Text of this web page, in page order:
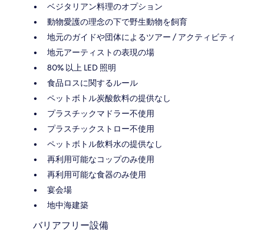
ベジタリアン料理のオプション
動物愛護の理念の下で野生動物を飼育
地元のガイドや団体によるツアー / アクティビティ
地元アーティストの表現の場
80% 以上 LED 照明
食品ロスに関するルール
ペットボトル炭酸飲料の提供なし
プラスチックマドラー不使用
プラスチックストロー不使用
ペットボトル飲料水の提供なし
再利用可能なコップのみ使用
再利用可能な食器のみ使用
宴会場
地中海建築
バリアフリー設備